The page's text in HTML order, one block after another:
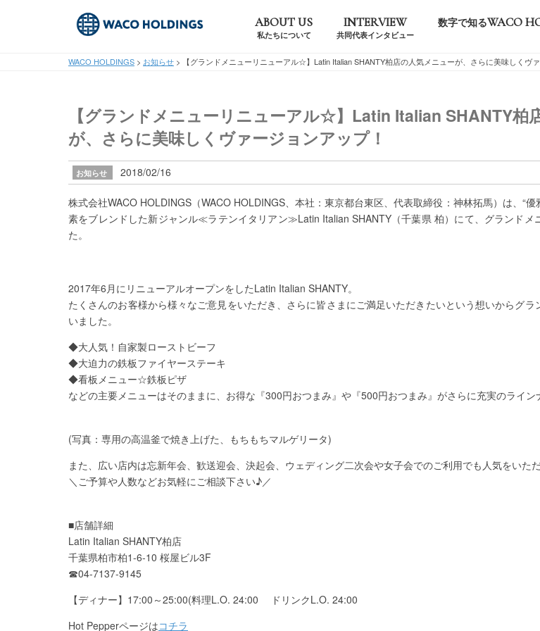
ABOUT US
私たちについて
INTERVIEW
共同代表インタビュー
数字で知るWACO
WACO HOLDINGS > お知らせ > 【グランドメニューリニューアル☆】Latin Italian SHANTY柏店の人気メニューが、さらに美味しくヴ
【グランドメニューリニューアル☆】Latin Italian SHANTY柏
が、さらに美味しくヴァージョンアップ！
お知らせ 2018/02/16
株式会社WACO HOLDINGS（WACO HOLDINGS、本社：東京都台東区、代表取締役：神林拓馬）は、“
素をブレンドした新ジャンル≪ラテンイタリアン≫Latin Italian SHANTY（千葉県 柏）にて、グランドメ
た。
2017年6月にリニューアルオープンをしたLatin Italian SHANTY。
たくさんのお客様から様々なご意見をいただき、さらに皆さまにご満足いただきたいという想いからグ
いました。
◆大人気！自家製ローストビーフ
◆大迫力の鉄板ファイヤーステーキ
◆看板メニュー☆鉄板ピザ
などの主要メニューはそのままに、お得な『300円おつまみ』や『500円おつまみ』がさらに充実のライン
(写真：専用の高温釜で焼き上げた、もちもちマルゲリータ)
また、広い店内は忘新年会、歓送迎会、決起会、ウェディング二次会や女子会でのご利用でも人気をいただ
＼ご予算や人数などお気軽にご相談下さい♪／
■店舗詳細
Latin Italian SHANTY柏店
千葉県柏市柏1-6-10 桜屋ビル3F
☎04-7137-9145
【ディナー】17:00～25:00(料理L.O. 24:00 ドリンクL.O. 24:00
Hot Pepperページはコチラ